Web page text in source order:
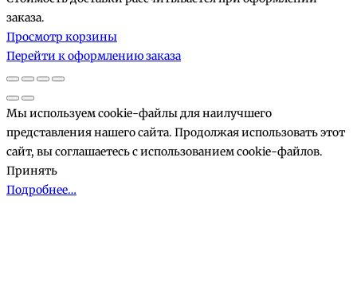
Товары
в
корзине
заказа.
Просмотр корзины
Перейти к оформлению заказа
Мы используем cookie-файлы для наилучшего
представления нашего сайта. Продолжая использовать этот
сайт, вы соглашаетесь с использованием cookie-файлов.
Принять
Подробнее…